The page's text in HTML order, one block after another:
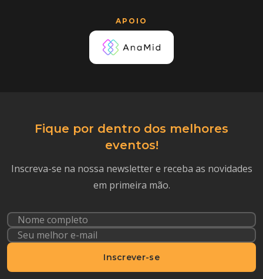
APOIO
Fique por dentro dos melhores
eventos!
Inscreva-se na nossa newsletter e receba as novidades
em primeira mão.
Inscrever-se